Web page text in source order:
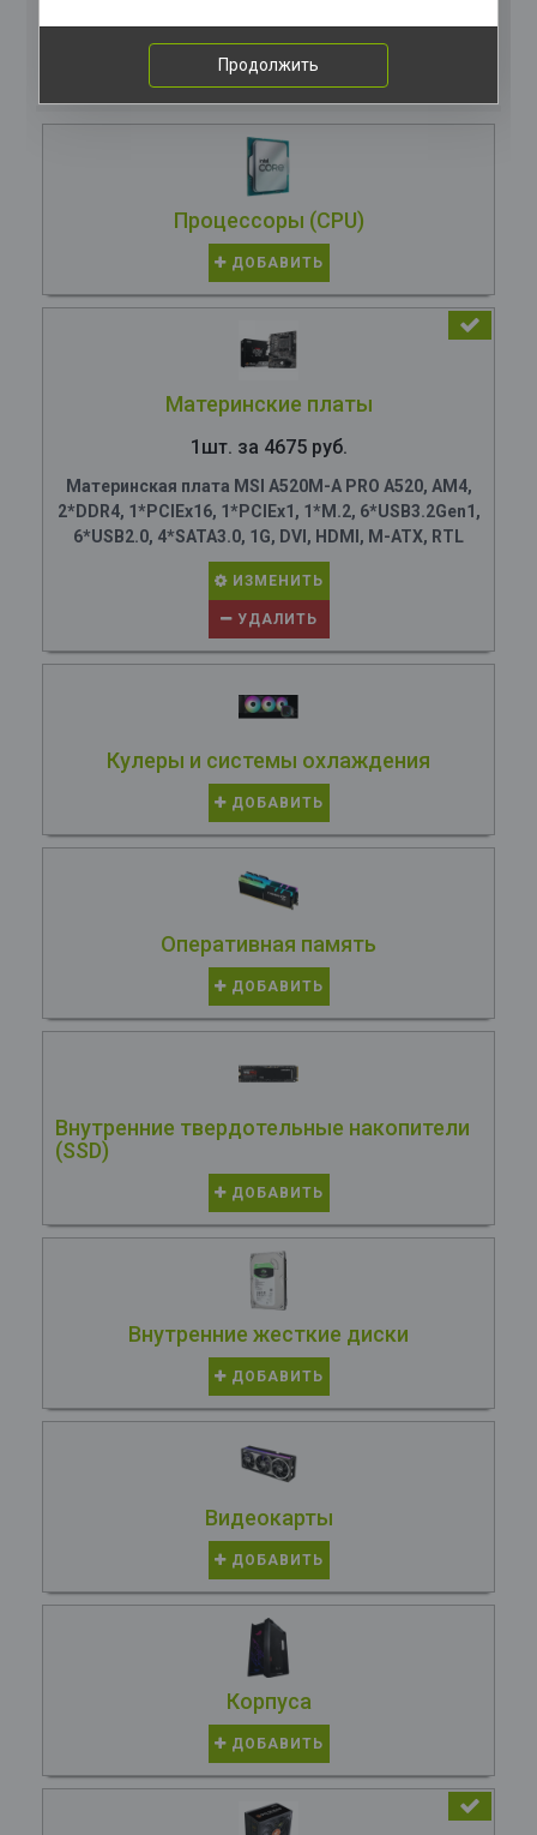
Комплектация
компьютера
Процессоры (CPU)
ДОБАВИТЬ
Материнские платы
1шт. за 4675 руб.
Материнская плата MSI A520M-A PRO A520, AM4,
2*DDR4, 1*PCIEx16, 1*PCIEx1, 1*M.2, 6*USB3.2Gen1,
6*USB2.0, 4*SATA3.0, 1G, DVI, HDMI, M-ATX, RTL
ИЗМЕНИТЬ
УДАЛИТЬ
Кулеры и системы охлаждения
ДОБАВИТЬ
Оперативная память
ДОБАВИТЬ
Внутренние твердотельные накопители
(SSD)
ДОБАВИТЬ
Внутренние жесткие диски
ДОБАВИТЬ
Видеокарты
ДОБАВИТЬ
Корпуса
ДОБАВИТЬ
Продолжить